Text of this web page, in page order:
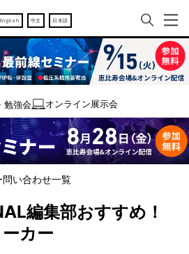
English 中文 日本語
勉強会 オンライン展示会
い合わせ一覧
編集部おすすめ！
カー